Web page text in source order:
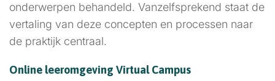
onderwerpen behandeld. Vanzelfsprekend staat de
vertaling van deze concepten en processen naar
de praktijk centraal.
Online leeromgeving Virtual Campus